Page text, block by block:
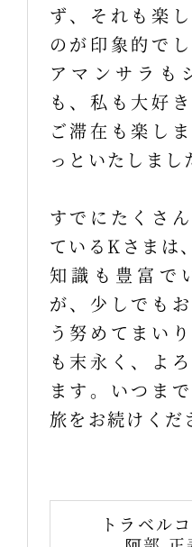
ず、それも楽
のが印象的で
アマンサラも
も、私も大好
ご滞在も楽し
っといたしまし
すでにたくさ
ているKさまは
知識も豊富で
が、少しでも
う努めてまい
も末永く、よ
ます。いつま
旅をお続けくだ
トラベル